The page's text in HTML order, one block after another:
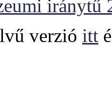
iránytű
verzió itt